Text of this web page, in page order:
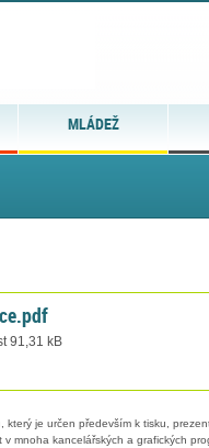
MLÁDEŽ
91,31 kB
je určen především k tisku,
v mnoha kancelářských a grafických